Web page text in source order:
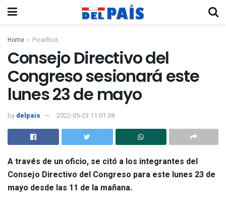
Home Picaditos
Consejo Directivo del
Congreso sesionará este
lunes 23 de mayo
by delpais 2022-05-23 11:01:38
A través de un oficio, se citó a los integrantes del
Consejo Directivo del Congreso para este lunes 23 de
mayo desde las 11 de la mañana.